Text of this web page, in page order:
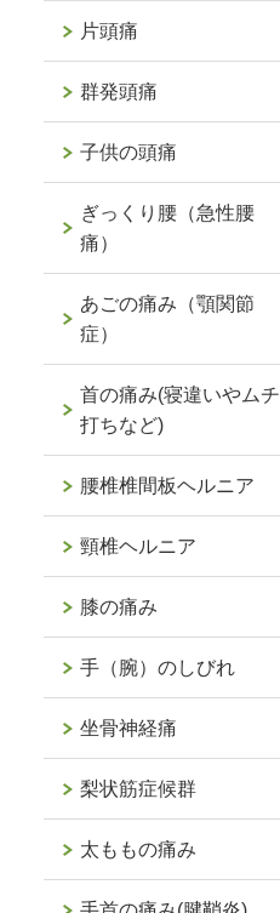
片頭痛
群発頭痛
子供の頭痛
ぎっくり腰（急性腰
痛）
あごの痛み（顎関節
症）
首の痛み(寝違いやムチ
打ちなど)
腰椎椎間板ヘルニア
頸椎ヘルニア
膝の痛み
手（腕）のしびれ
坐骨神経痛
梨状筋症候群
太ももの痛み